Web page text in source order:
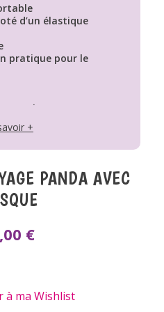
d’un élastique
pratique pour le
% polyester, 5 %
+
PANDA AVEC
€
à ma Wishlist